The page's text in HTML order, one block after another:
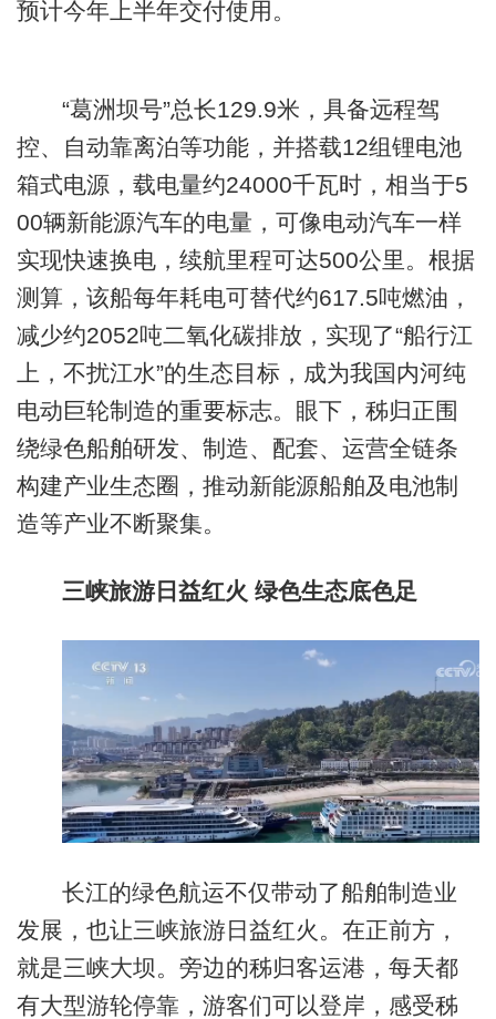
预计今年上半年交付使用。
“葛洲坝号”总长129.9米，具备远程驾
控、自动靠离泊等功能，并搭载12组锂电池
箱式电源，载电量约24000千瓦时，相当于5
00辆新能源汽车的电量，可像电动汽车一样
实现快速换电，续航里程可达500公里。根据
测算，该船每年耗电可替代约617.5吨燃油，
减少约2052吨二氧化碳排放，实现了“船行江
上，不扰江水”的生态目标，成为我国内河纯
电动巨轮制造的重要标志。眼下，秭归正围
绕绿色船舶研发、制造、配套、运营全链条
构建产业生态圈，推动新能源船舶及电池制
造等产业不断聚集。
三峡旅游日益红火 绿色生态底色足
长江的绿色航运不仅带动了船舶制造业
发展，也让三峡旅游日益红火。在正前方，
就是三峡大坝。旁边的秭归客运港，每天都
有大型游轮停靠，游客们可以登岸，感受秭